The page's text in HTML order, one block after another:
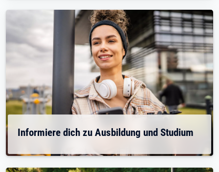
Informiere dich zu Ausbildung und Studium